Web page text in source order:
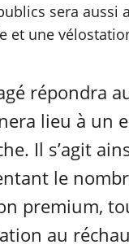
sera aussi
et une
répondra
lieu à un
Il s’agit
le
premium,
au